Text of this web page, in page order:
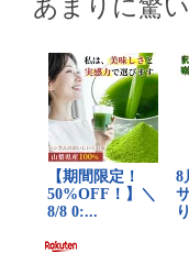
あまりに驚